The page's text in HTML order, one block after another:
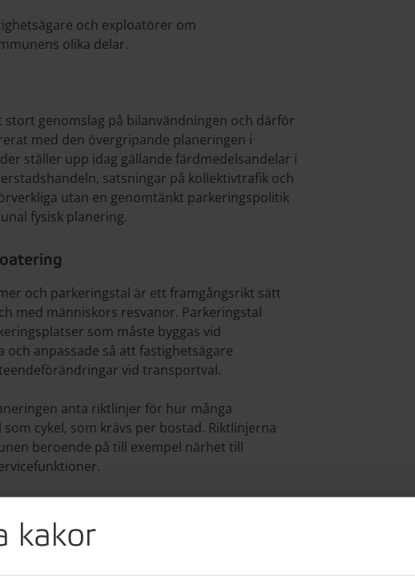
kakor
och exploatörer om
olika delar.
genomslag på bilanvändningen och därför
med den övergripande planeringen i
ställer upp idag gällande färdmedelsandelar i
satsningar på kollektivtrafik och
utan en genomtänkt parkeringspolitik
fysisk planering.
och parkeringstal är ett framgångsrikt sätt
med människors resvanor. Parkeringstal
som måste byggas vid
anpassade så att fastighetsägare
vid transportval.
anta riktlinjer för hur många
cykel, som krävs per bostad. Riktlinjerna
beroende på till exempel närhet till
sedan flexibla parkeringstal användas.
som innebär att kommunen ger
parkeringsplatser som måste byggas i
och kontorshus. Kommunen har då